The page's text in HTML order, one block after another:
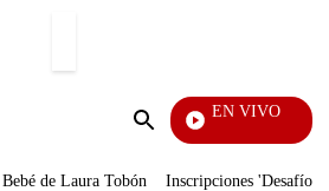
Enviar
EN VIVO
Yo
Bebé de Laura Tobón Inscripciones 'Desafío'